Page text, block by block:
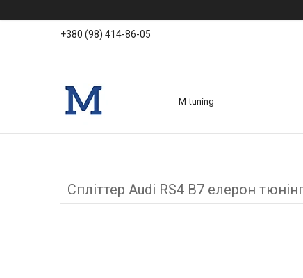
+380 (98) 414-86-05
M-tuning
Спліттер Audi RS4 B7 елерон